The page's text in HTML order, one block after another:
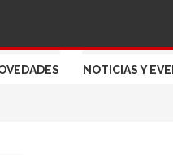
NOTICIAS Y